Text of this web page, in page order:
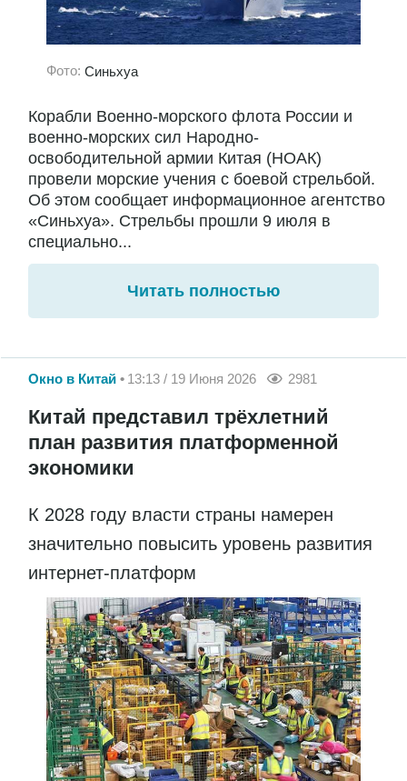
Фото: Синьхуа
Корабли Военно-морского флота России и
военно-морских сил Народно-
освободительной армии Китая (НОАК)
провели морские учения с боевой стрельбой.
Об этом сообщает информационное агентство
«Синьхуа». Стрельбы прошли 9 июля в
специально...
Читать полностью
Окно в Китай 13:13 / 19 Июня 2026 2981
Китай представил трёхлетний
план развития платформенной
экономики
К 2028 году власти страны намерен
значительно повысить уровень развития
интернет-платформ